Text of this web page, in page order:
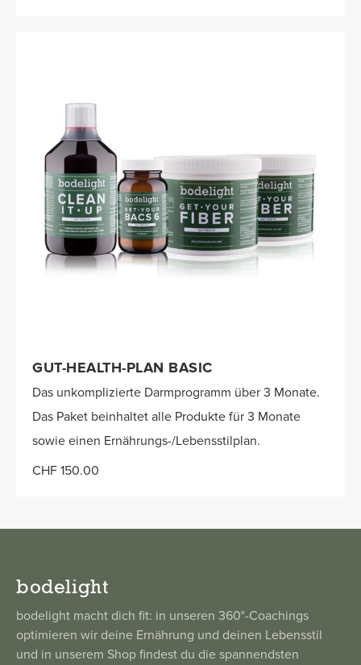
GUT-HEALTH-PLAN BASIC
Das unkomplizierte Darmprogramm über 3 Monate.
Das Paket beinhaltet alle Produkte für 3 Monate
sowie einen Ernährungs-/Lebensstilplan.
CHF 150.00
bodelight
bodelight macht dich fit: in unseren 360°-Coachings
optimieren wir deine Ernährung und deinen Lebensstil
und in unserem Shop findest du die spannendsten